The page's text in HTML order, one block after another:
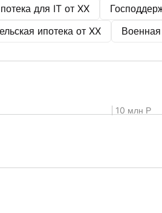
для IT от XX
ипотека от XX Военная
10 млн Р